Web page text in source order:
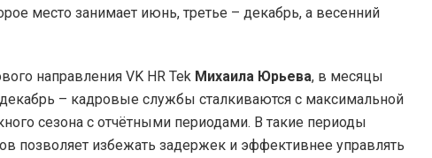
место занимает июнь, третье – декабрь, а весенний
направления VK HR Tek Михаила Юрьева, в месяцы
– кадровые службы сталкиваются с максимальной
сезона с отчётными периодами. В такие периоды
позволяет избежать задержек и эффективнее управлять